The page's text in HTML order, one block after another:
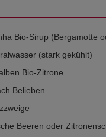
Bio-Sirup (Bergamotte
(stark gekühlt)
Bio-Zitrone
Belieben
Beeren oder